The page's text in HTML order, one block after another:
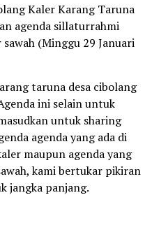
Kaler Karang Taruna
agenda sillaturrahmi
(Minggu 29 Januari
taruna desa cibolang
ini selain untuk
untuk sharing
agenda yang ada di
maupun agenda yang
kami bertukar pikiran
jangka panjang.